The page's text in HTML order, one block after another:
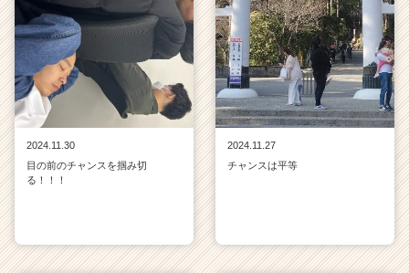
2024.11.30
目の前のチャンスを掴み切
る！！！
2024.11.27
チャンスは平等